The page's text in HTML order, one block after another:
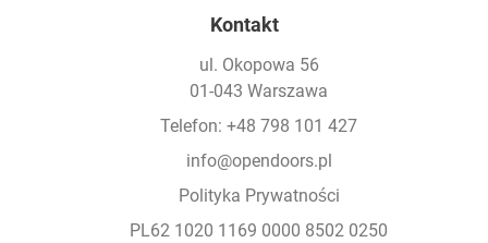
Kontakt
ul. Okopowa 56
01-043 Warszawa
Telefon: +48 798 101 427
info@opendoors.pl
Polityka Prywatności
PL62 1020 1169 0000 8502 0250